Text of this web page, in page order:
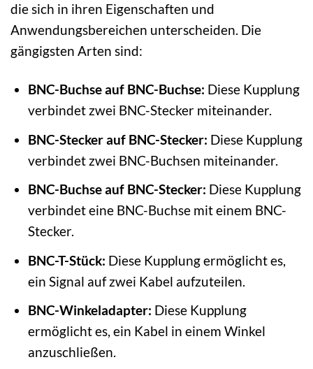
die sich in ihren Eigenschaften und
Anwendungsbereichen unterscheiden. Die
gängigsten Arten sind:
BNC-Buchse auf BNC-Buchse: Diese Kupplung
verbindet zwei BNC-Stecker miteinander.
BNC-Stecker auf BNC-Stecker: Diese Kupplung
verbindet zwei BNC-Buchsen miteinander.
BNC-Buchse auf BNC-Stecker: Diese Kupplung
verbindet eine BNC-Buchse mit einem BNC-
Stecker.
BNC-T-Stück: Diese Kupplung ermöglicht es,
ein Signal auf zwei Kabel aufzuteilen.
BNC-Winkeladapter: Diese Kupplung
ermöglicht es, ein Kabel in einem Winkel
anzuschließen.